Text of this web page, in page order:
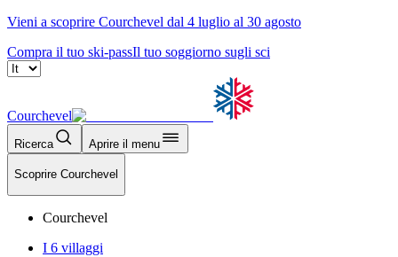
Vieni a scoprire Courchevel dal 4 luglio al 30 agosto
Compra il tuo ski-passIl tuo soggiorno sugli sci
Courchevel
Ricerca Aprire il menu
Scoprire Courchevel
Courchevel
I 6 villaggi